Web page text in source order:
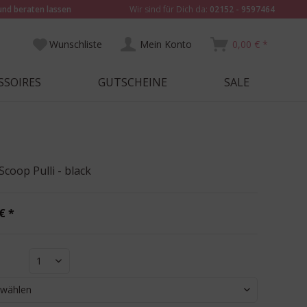
beraten lassen Wir sind für Dich da: 02152 - 9597464
Wunschliste Mein Konto 0,00 € *
GUTSCHEINE SALE
Pulli - black
*
1